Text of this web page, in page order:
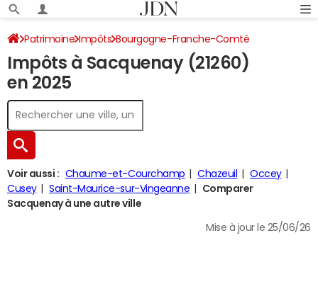
Patrimoine Impôts Bourgogne-Franche-Comté
Côte-d'Or Sacquenay Impôt sur le revenu
Impôts à Sacquenay (21260)
en 2025
Voir aussi : Chaume-et-Courchamp Chazeuil
Occey
Cusey
Saint-Maurice-sur-Vingeanne
Comparer
Sacquenay à une autre ville
Mise à jour le 25/06/26